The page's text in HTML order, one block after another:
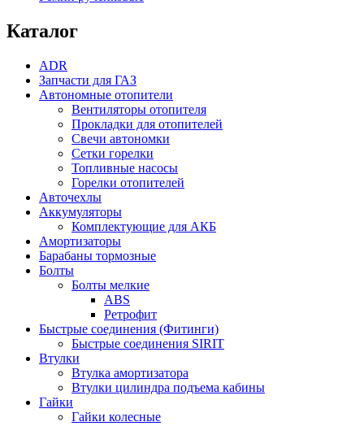
Каталог
ADR
Запчасти для ГАЗ
Автономные отопители
Вентиляторы отопителя
Прокладки для отопителей
Свечи автономки
Сетки горелки
Топливные насосы
Горелки отопителей
Авточехлы
Аккумуляторы
Комплектующие для АКБ
Амортизаторы
Барабаны тормозные
Болты
Болты мелкие
ABS
Ретрофит
Быстрые соединения (Фитинги)
Быстрые соединения SIRIT
Втулки
Втулка амортизатора
Втулки цилиндра подъема кабины
Гайки
Гайки колесные